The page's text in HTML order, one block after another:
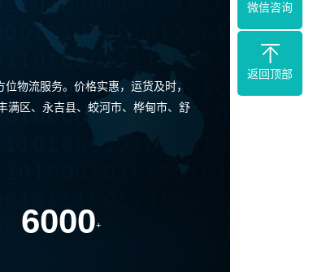
物流服务。价格实惠，运货及时，
满区、永吉县、蛟河市、桦甸市、舒
6000+
微信咨询
返回顶部